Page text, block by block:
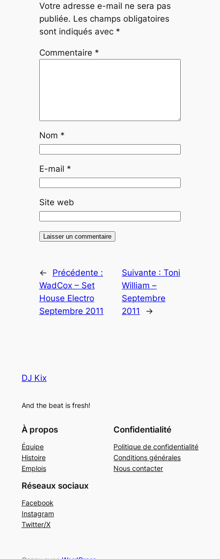
Votre adresse e-mail ne sera pas
publiée. Les champs obligatoires
sont indiqués avec *
Commentaire *
Nom *
E-mail *
Site web
←
Précédente :
WadCox – Set
House Electro
Septembre 2011
Suivante :Toni
William –
Septembre
2011
→
DJ Kix
And the beat is fresh!
À propos
Équipe
Histoire
Emplois
Confidentialité
Politique de confidentialité
Conditions générales
Nous contacter
Réseaux sociaux
Facebook
Instagram
Twitter/X